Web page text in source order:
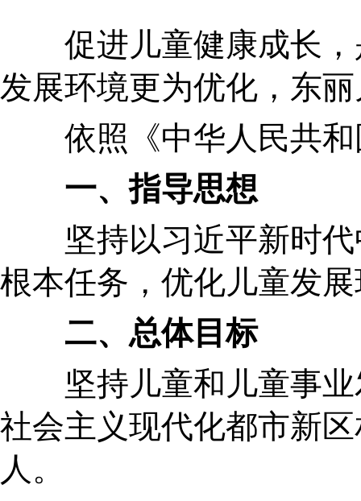
促进儿童健康成长，是
发展环境更为优化，东
依照《中华人民共和国
一、指导思想
坚持以习近平新时代中
根本任务，优化儿童发
二、总体目标
坚持儿童和儿童事业发
社会主义现代化都市新